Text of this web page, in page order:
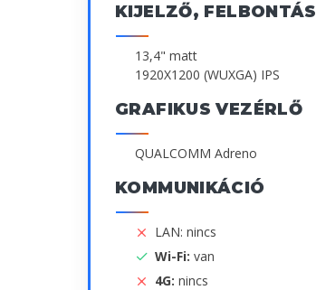
KIJELZŐ, FELBONTÁS
13,4" matt
1920X1200 (WUXGA) IPS
GRAFIKUS VEZÉRLŐ
QUALCOMM Adreno
KOMMUNIKÁCIÓ
LAN: nincs
Wi-Fi: van
4G: nincs